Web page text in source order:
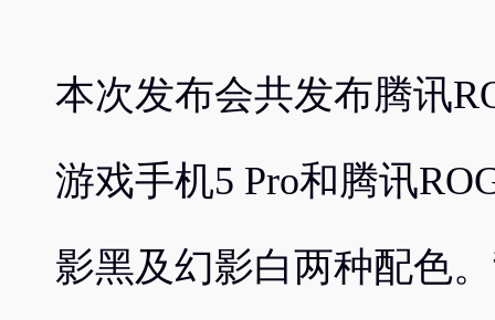
本次发布会共发布腾讯
游戏手机5 Pro和腾讯
影黑及幻影白两种配色